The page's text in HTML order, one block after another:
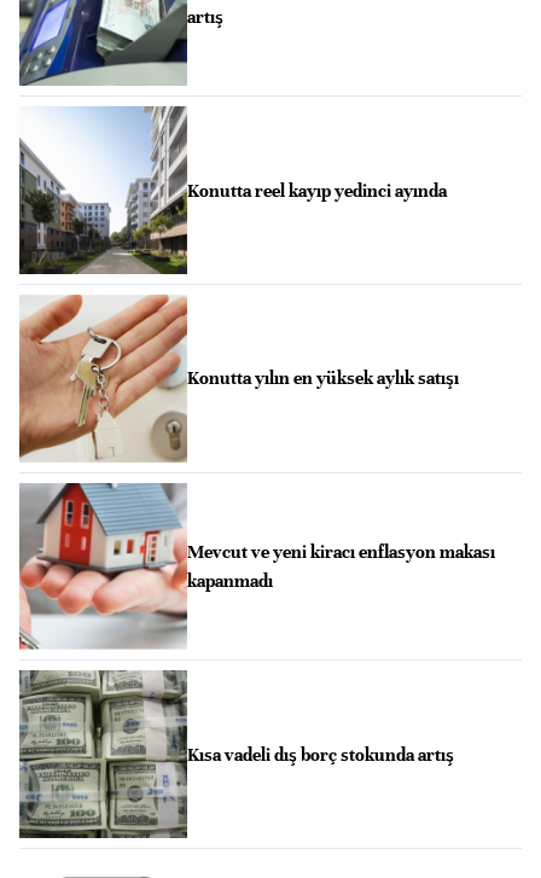
artış
Konutta reel kayıp yedinci ayında
Konutta yılın en yüksek aylık satışı
Mevcut ve yeni kiracı enflasyon makası
kapanmadı
Kısa vadeli dış borç stokunda artış